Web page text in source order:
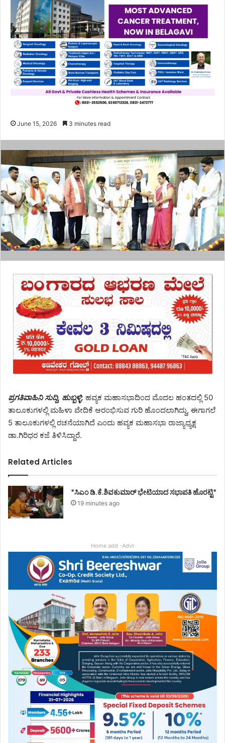
June 15, 2026 3 minutes read
ಪ್ರಗತಿವಾಹಿನಿ ಸುದ್ದಿ, ಹುಬ್ಬಳ್ಳಿ: ಹವ್ಯಕ ಮಹಾಸಭಾದಿಂದ ಮೊದಲ ಹಂತದಲ್ಲಿ 50
ತಾಲೂಕುಗಳಲ್ಲಿ ಮಹಿಳಾ ವೇದಿಕೆ ಆರಂಭಿಸುವ ಗುರಿ ಹೊಂದಲಾಗಿದ್ದು, ಈಗಾಗಲೆ
5 ತಾಲೂಕುಗಳಲ್ಲಿ ರಚನೆಯಾಗಿದೆ ಎಂದು ಹವ್ಯಕ ಮಹಾಸಭಾ ರಾಜ್ಯಾಧ್ಯಕ್ಷ
ಡಾ.ಗಿರಿಧರ ಕಜೆ ತಿಳಿಸಿದ್ದಾರೆ.
Related Articles
*ಸಿಎಂ ಡಿ.ಕೆ.ಶಿವಕುಮಾರ್ ಭೇಟಿಯಾದ ಸಭಾಪತಿ ಹೊರಟ್ಟಿ*
19 minutes ago
Home add -Advt